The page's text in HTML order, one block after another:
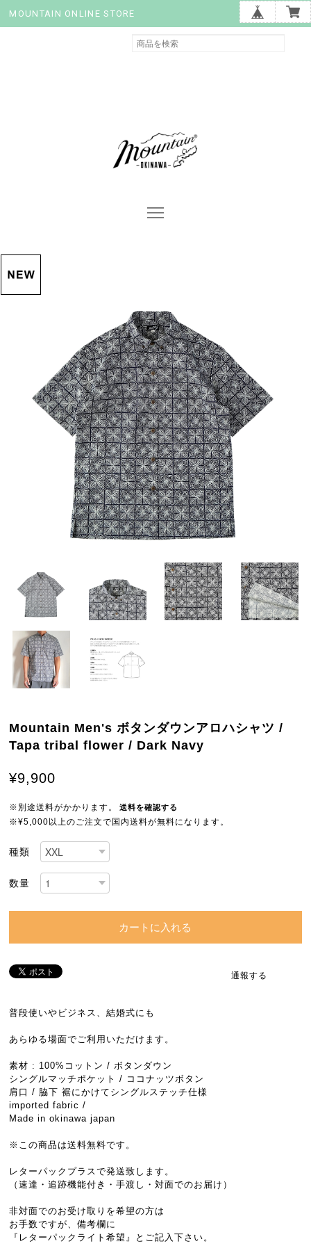
MOUNTAIN ONLINE STORE
Mountain Men's ボタンダウンアロハシャツ /
Tapa tribal flower / Dark Navy
¥9,900
※別途送料がかかります。 送料を確認する
※¥5,000以上のご注文で国内送料が無料になります。
種類
数量
カートに入れる
通報する
普段使いやビジネス、結婚式にも
あらゆる場面でご利用いただけます。
素材 : 100%コットン / ボタンダウン
シングルマッチポケット / ココナッツボタン
肩口 / 脇下 裾にかけてシングルステッチ仕様
imported fabric /
Made in okinawa japan
※この商品は送料無料です。
レターパックプラスで発送致します。
（速達・追跡機能付き・手渡し・対面でのお届け）
非対面でのお受け取りを希望の方は
お手数ですが、備考欄に
『レターパックライト希望』とご記入下さい。